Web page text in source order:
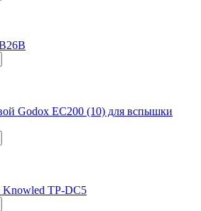
Godox ЕС200 (10) для вспышки
Knowled TP-DC5